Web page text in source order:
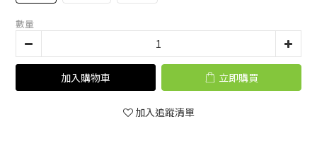
數量
加入購物車 立即購買
加入追蹤清單